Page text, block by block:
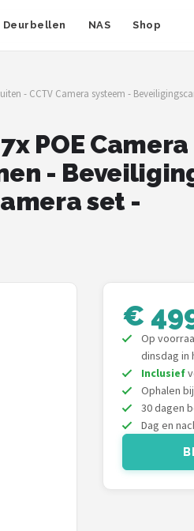
Deurbellen NAS Shop
- CCTV Camera systeem -
POE Camera
-
set -
€
Op
dinsdag in
Inclusief
Ophalen
30 dagen
Dag en